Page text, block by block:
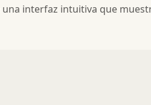
interfaz intuitiva que